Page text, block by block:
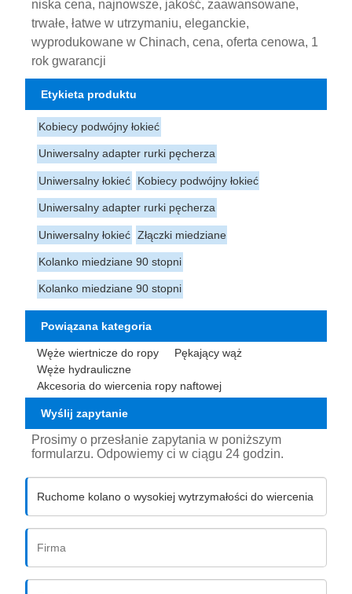
niska cena, najnowsze, jakość, zaawansowane,
trwałe, łatwe w utrzymaniu, eleganckie,
wyprodukowane w Chinach, cena, oferta cenowa, 1
rok gwarancji
Etykieta produktu
Kobiecy podwójny łokieć
Uniwersalny adapter rurki pęcherza
Uniwersalny łokieć Kobiecy podwójny łokieć
Uniwersalny adapter rurki pęcherza
Uniwersalny łokieć Złączki miedziane
Kolanko miedziane 90 stopni
Kolanko miedziane 90 stopni
Powiązana kategoria
Węże wiertnicze do ropy
Pękający wąż
Węże hydrauliczne
Akcesoria do wiercenia ropy naftowej
Wyślij zapytanie
Prosimy o przesłanie zapytania w poniższym
formularzu. Odpowiemy ci w ciągu 24 godzin.